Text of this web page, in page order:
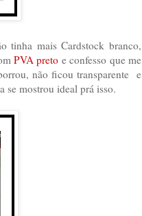
tinha mais Cardstock branco,
PVA preto e confesso que me
não ficou transparente e
se mostrou ideal prá isso.